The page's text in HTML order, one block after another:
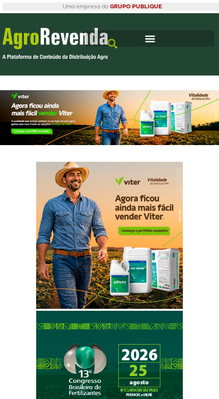
Uma empresa do GRUPO PUBLIQUE